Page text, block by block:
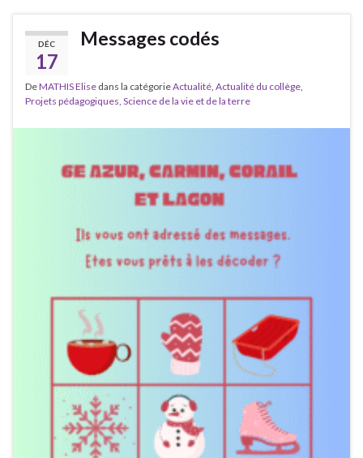
DÉC
17
Messages codés
DeMATHIS Elise dans la catégorieActualité, Actualité du collège,
Projets pédagogiques, Science de la vie et de la terre